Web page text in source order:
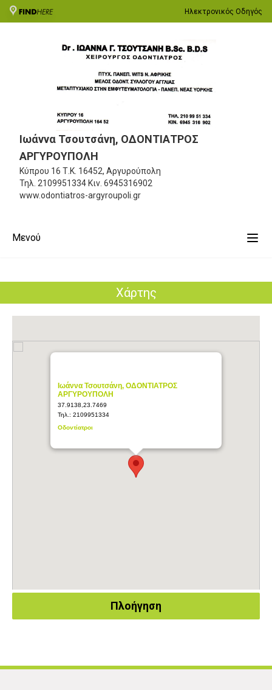
Ηλεκτρονικός Οδηγός
Ιωάννα Τσουτσάνη, ΟΔΟΝΤΙΑΤΡΟΣ
ΑΡΓΥΡΟΥΠΟΛΗ
Κύπρου 16 Τ.Κ. 16452, Αργυρούπολη
Τηλ. 2109951334 Κιν. 6945316902
www.odontiatros-argyroupoli.gr
Μενού
Χάρτης
Ιωάννα Τσουτσάνη, ΟΔΟΝΤΙΑΤΡΟΣ
ΑΡΓΥΡΟΥΠΟΛΗ
37.9138,23.7469
Τηλ.: 2109951334
Οδοντίατροι
Πλοήγηση